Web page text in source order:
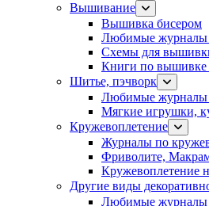
Вышивание
Вышивка бисером
Любимые
Схемы для
Книги по вышивке
Шитье, пэчворк
Любимые
Мягкие игрушки,
Кружевоплетение
Журналы по
Фриволите,
Кружевоплетение
Другие виды
Любимые журналы